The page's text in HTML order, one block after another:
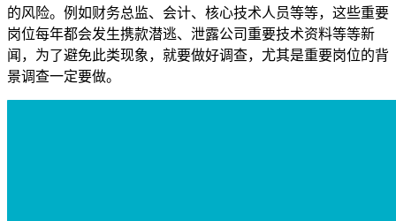
的风险。例如财务总监、会计、核心技术人员等等，这些重要
岗位每年都会发生携款潜逃、泄露公司重要技术资料等等新
闻，为了避免此类现象，就要做好调查，尤其是重要岗位的背
景调查一定要做。